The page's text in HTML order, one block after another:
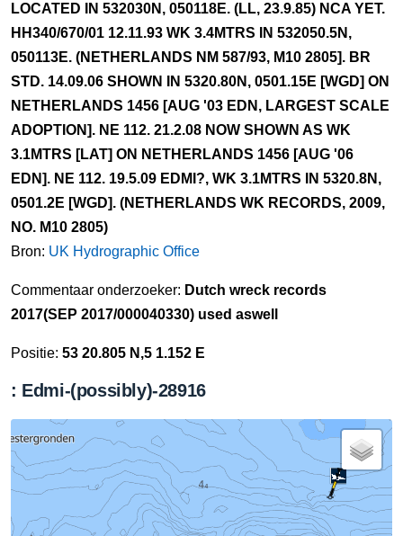
LOCATED IN 532030N, 050118E. (LL, 23.9.85) NCA YET.
HH340/670/01 12.11.93 WK 3.4MTRS IN 532050.5N,
050113E. (NETHERLANDS NM 587/93, M10 2805]. BR
STD. 14.09.06 SHOWN IN 5320.80N, 0501.15E [WGD] ON
NETHERLANDS 1456 [AUG '03 EDN, LARGEST SCALE
ADOPTION]. NE 112. 21.2.08 NOW SHOWN AS WK
3.1MTRS [LAT] ON NETHERLANDS 1456 [AUG '06
EDN]. NE 112. 19.5.09 EDMI?, WK 3.1MTRS IN 5320.8N,
0501.2E [WGD]. (NETHERLANDS WK RECORDS, 2009,
NO. M10 2805)
Bron: UK Hydrographic Office
Commentaar onderzoeker: Dutch wreck records
2017(SEP 2017/000040330) used aswell
Positie: 53 20.805 N,5 1.152 E
: Edmi-(possibly)-28916